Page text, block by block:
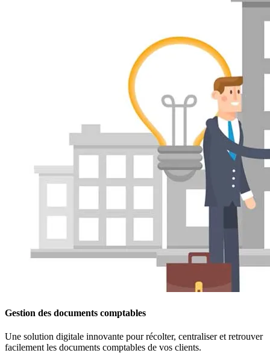
Gestion des documents comptables
Une solution digitale innovante pour récolter, centraliser et retrouver
facilement les documents comptables de vos clients.